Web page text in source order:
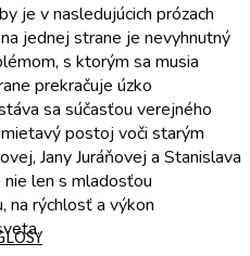
je v nasledujúcich prózach
jednej strane je nevyhnutný
s ktorým sa musia
prekračuje úzko
sa súčasťou verejného
postoj voči starým
Jany Juráňovej a Stanislava
len s mladosťou
na rýchlosť a výkon